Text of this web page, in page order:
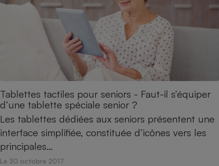
Tablettes tactiles pour seniors - Faut-il s’équiper
d’une tablette spéciale senior ?
Les tablettes dédiées aux seniors présentent une
interface simplifiée, constituée d’icônes vers les
principales…
Le 30 octobre 2017